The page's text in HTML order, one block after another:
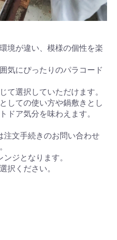
境が違い、模様の個性を楽
気にぴったりのパラコード
て選択していただけます。
しての使い方や鍋敷きとし
ドア気分を味わえます。
注文手続きのお問い合わせ
ジとなります。
択ください。